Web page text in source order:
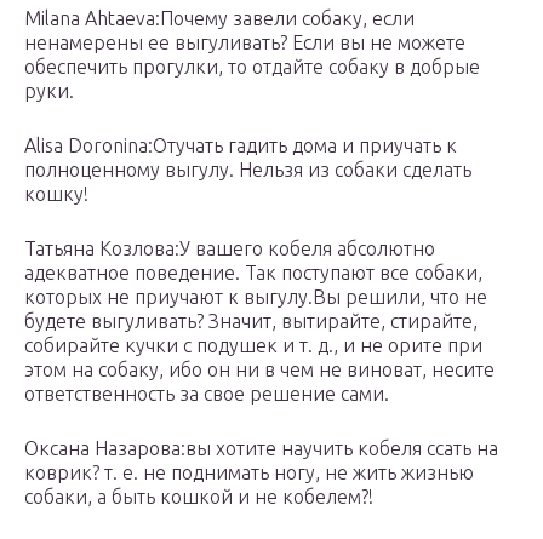
Milana Ahtaeva:Почему завели собаку, если
ненамерены ее выгуливать? Если вы не можете
обеспечить прогулки, то отдайте собаку в добрые
руки.
Alisa Doronina:Отучать гадить дома и приучать к
полноценному выгулу. Нельзя из собаки сделать
кошку!
Татьяна Козлова:У вашего кобеля абсолютно
адекватное поведение. Так поступают все собаки,
которых не приучают к выгулу.Вы решили, что не
будете выгуливать? Значит, вытирайте, стирайте,
собирайте кучки с подушек и т. д., и не орите при
этом на собаку, ибо он ни в чем не виноват, несите
ответственность за свое решение сами.
Оксана Назарова:вы хотите научить кобеля ссать на
коврик? т. е. не поднимать ногу, не жить жизнью
собаки, а быть кошкой и не кобелем?!